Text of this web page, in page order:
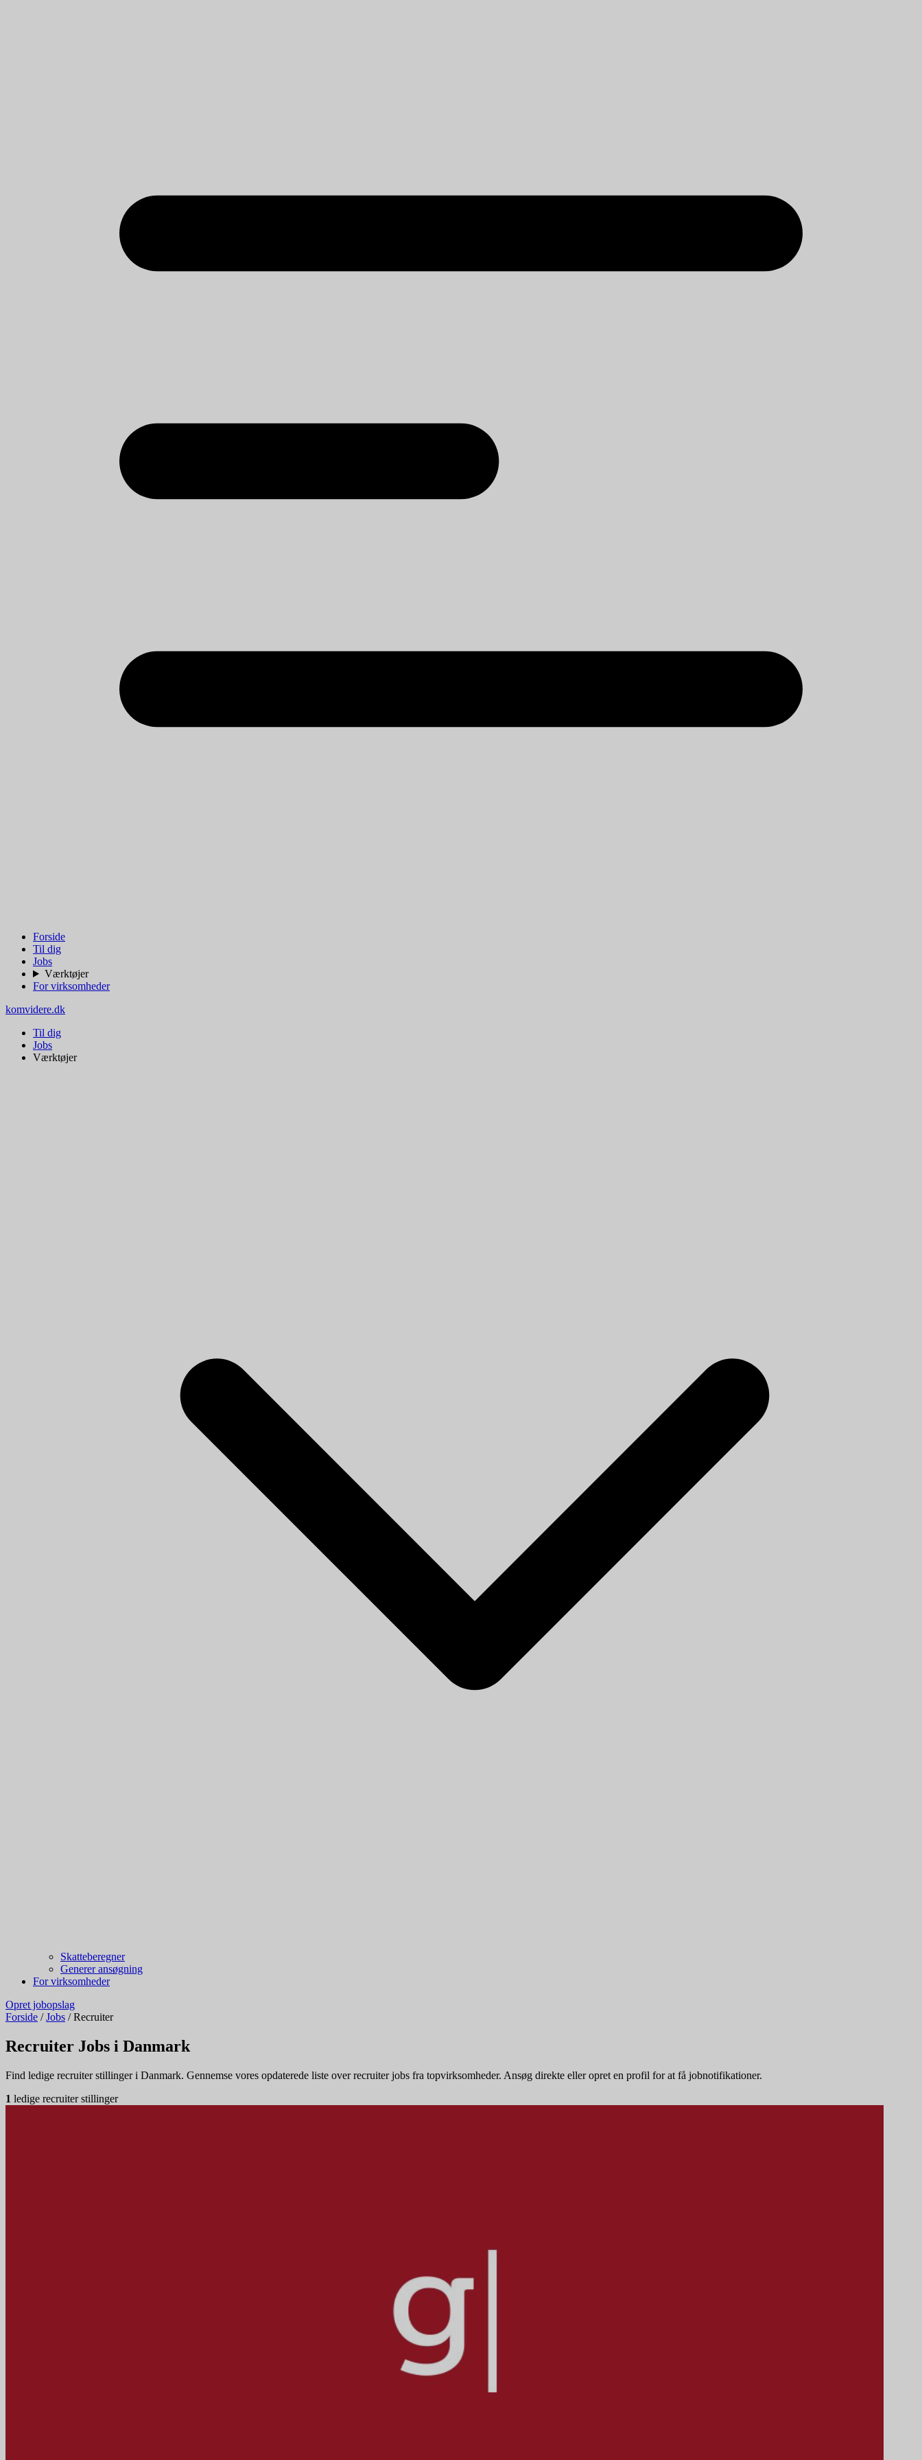
Forside
Til dig
Jobs
Værktøjer
For virksomheder
komvidere.dk
Til dig
Jobs
Værktøjer
Skatteberegner
Generer ansøgning
For virksomheder
Opret jobopslag
Forside / Jobs / Recruiter
Recruiter Jobs i Danmark
Find ledige recruiter stillinger i Danmark. Gennemse vores opdaterede liste over recruiter jobs fra topvirksomheder. Ansøg direkte eller opret en profil for at få jobnotifikationer.
1 ledige recruiter stillinger